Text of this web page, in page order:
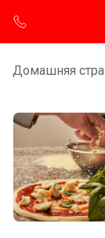
Домашняя